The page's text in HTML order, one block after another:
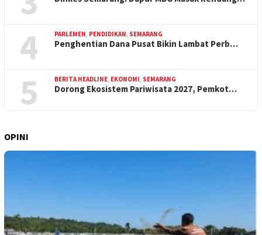
4 PARLEMEN, PENDIDIKAN, SEMARANG
Penghentian Dana Pusat Bikin Lambat Perb…
5 BERITA HEADLINE, EKONOMI, SEMARANG
Dorong Ekosistem Pariwisata 2027, Pemkot…
OPINI